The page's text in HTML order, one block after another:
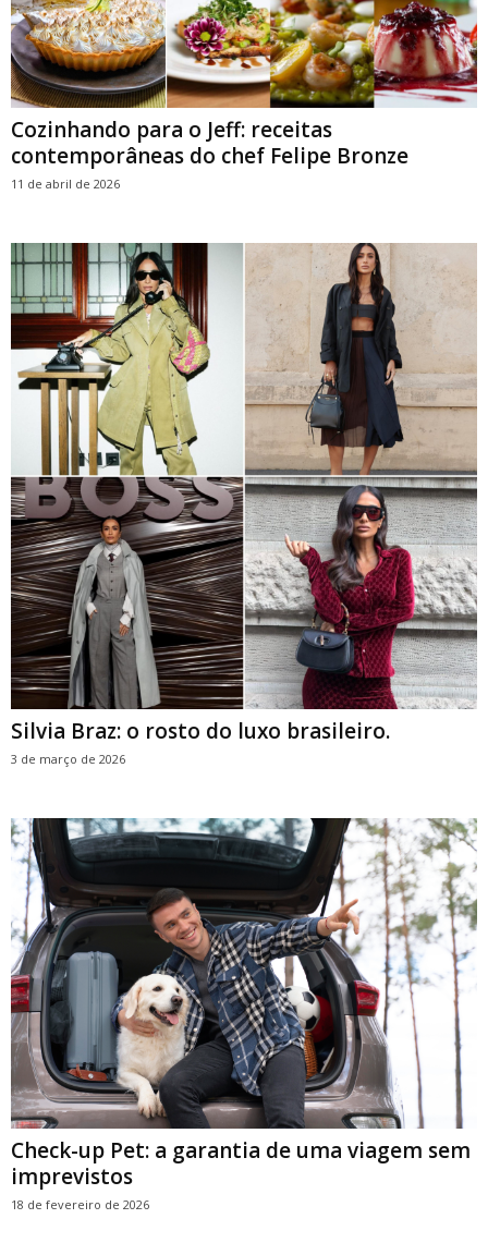
Cozinhando para o Jeff: receitas
contemporâneas do chef Felipe Bronze
11 de abril de 2026
Silvia Braz: o rosto do luxo brasileiro.
3 de março de 2026
Check-up Pet: a garantia de uma viagem sem
imprevistos
18 de fevereiro de 2026